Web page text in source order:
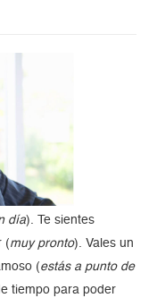
día). Te sientes
(muy pronto). Vales un
(estás a punto de
tiempo para poder